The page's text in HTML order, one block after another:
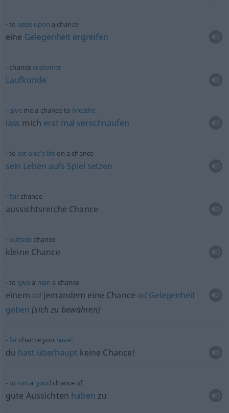
to seize upon a chance
eine Gelegenheit ergreifen
chance customer
Laufkunde
giveme a chance to breathe
lass mich erst mal verschnaufen
to set one’s lifeon a chance
sein Leben aufs Spiel setzen
fairchance
aussichtsreiche Chance
outside chance
kleine Chance
to give a man a chance
einem od jemandem eine Chance od Gelegenheit
geben (sich zu bewähren)
fat chance you have!
du hast überhaupt keine Chance!
to run a good chance of
gute Aussichten haben zu